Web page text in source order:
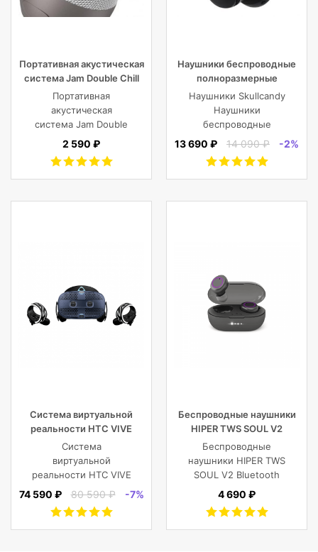
Портативная акустическая
система Jam Double Chill
Grey
Портативная
акустическая
система Jam Double
Chill Grey (серый)
2 590 ₽
Наушники беспроводные
полноразмерные
Skullcandy CRUSHER EVO
WIRELESS OVER-EAR,
черные
Наушники Skullcandy
Наушники
беспроводные
полноразмерные
WIRELESS OVER-EAR,
черные
13 690 ₽ 14 090 ₽ -2%
Система виртуальной
реальности HTC VIVE
Cosmos
Система
виртуальной
реальности HTC VIVE
Cosmos
74 590 ₽ 80 590 ₽ -7%
Беспроводные наушники
HIPER TWS SOUL V2
Bluetooth 5.0 гарнитура Li-
Pol 2x43mAh+380mAh,
черный
Беспроводные
наушники HIPER TWS
SOUL V2 Bluetooth
5.0 гарнитура Li-Pol
Черный
4 690 ₽